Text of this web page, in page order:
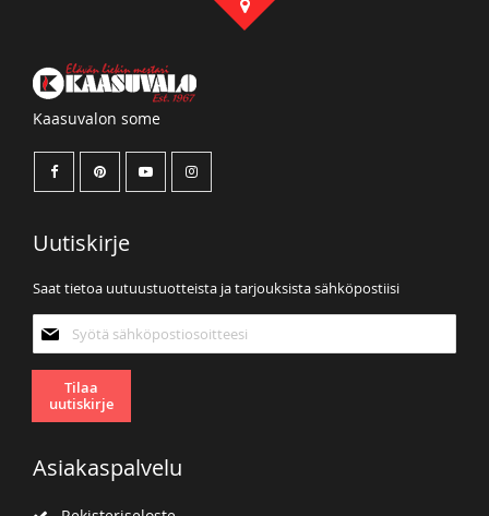
Kaasuvalon some
Uutiskirje
Saat tietoa uutuustuotteista ja tarjouksista sähköpostiisi
uutiskirjeemme:
Tilaa
uutiskirje
Asiakaspalvelu